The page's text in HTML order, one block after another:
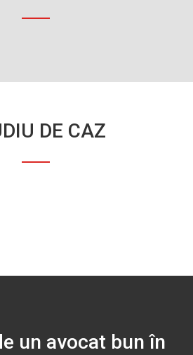
DE CAZ
un avocat bun în